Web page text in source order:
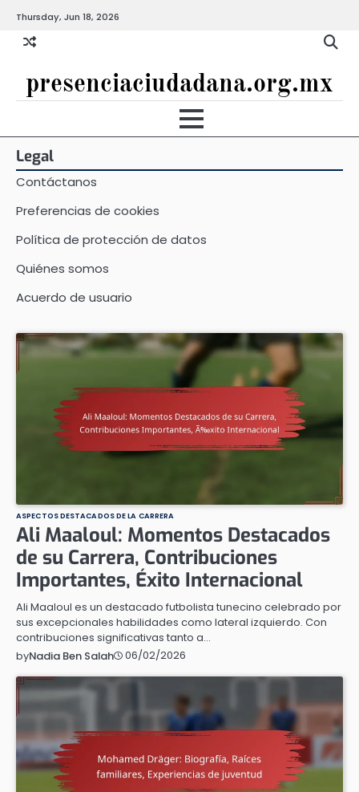
content
Thursday, Jun 18, 2026
presenciaciudadana.org.mx
Legal
Contáctanos
Preferencias de cookies
Política de protección de datos
Quiénes somos
Acuerdo de usuario
ASPECTOS DESTACADOS DE LA CARRERA
Ali Maaloul: Momentos Destacados
de su Carrera, Contribuciones
Importantes, Éxito Internacional
Ali Maaloul es un destacado futbolista tunecino celebrado por
sus excepcionales habilidades como lateral izquierdo. Con
contribuciones significativas tanto a…
byNadia Ben Salah 06/02/2026